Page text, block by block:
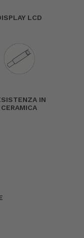
LCD
IN
CERAMICA